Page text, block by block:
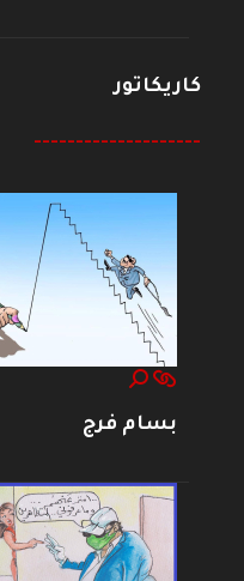
كاريكاتور
--------------------
بسام فرج